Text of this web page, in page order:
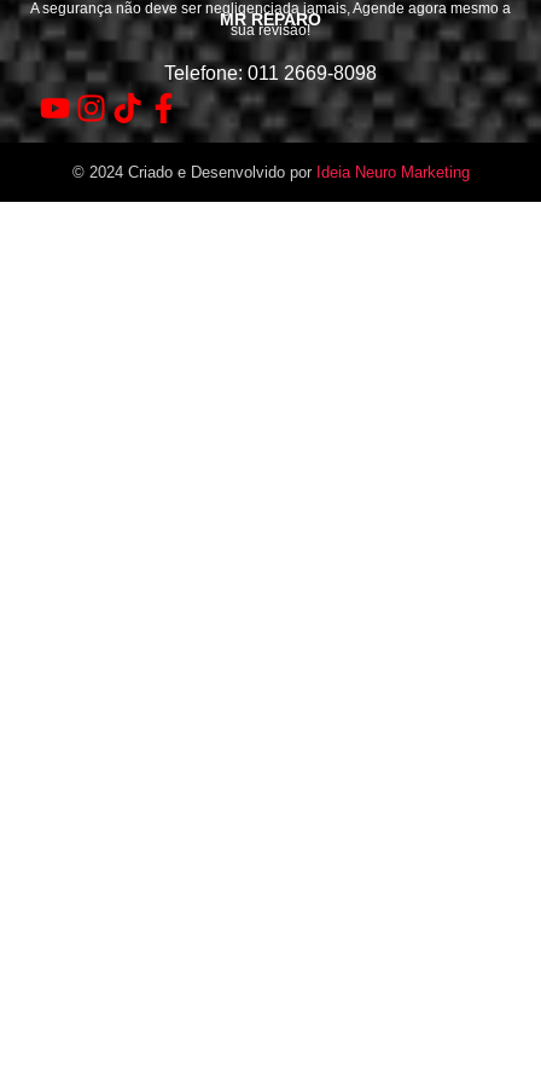
MR REPARO
A segurança não deve ser negligenciada jamais, Agende agora mesmo a
sua revisão!
Telefone: 011 2669-8098
© 2024 Criado e Desenvolvido por Ideia Neuro Marketing